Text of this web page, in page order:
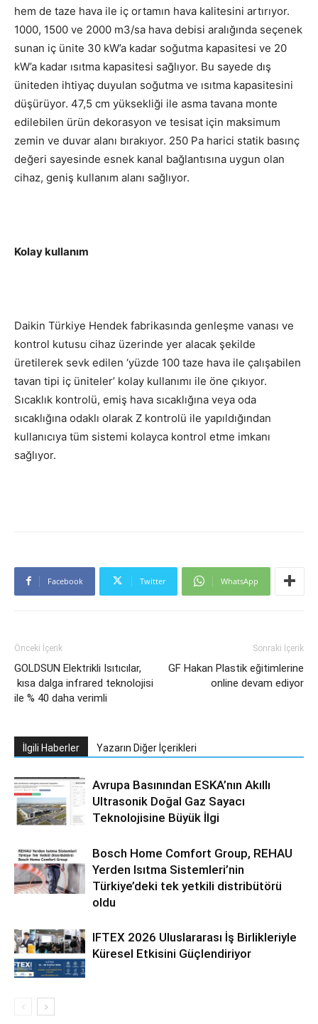
hem de taze hava ile iç ortamın hava kalitesini artırıyor.
1000, 1500 ve 2000 m3/sa hava debisi aralığında seçenek
sunan iç ünite 30 kW’a kadar soğutma kapasitesi ve 20
kW’a kadar ısıtma kapasitesi sağlıyor. Bu sayede dış
üniteden ihtiyaç duyulan soğutma ve ısıtma kapasitesini
düşürüyor. 47,5 cm yüksekliği ile asma tavana monte
edilebilen ürün dekorasyon ve tesisat için maksimum
zemin ve duvar alanı bırakıyor. 250 Pa harici statik basınç
değeri sayesinde esnek kanal bağlantısına uygun olan
cihaz, geniş kullanım alanı sağlıyor.
Kolay kullanım
Daikin Türkiye Hendek fabrikasında genleşme vanası ve
kontrol kutusu cihaz üzerinde yer alacak şekilde
üretilerek sevk edilen ‘yüzde 100 taze hava ile çalışabilen
tavan tipi iç üniteler’ kolay kullanımı ile öne çıkıyor.
Sıcaklık kontrolü, emiş hava sıcaklığına veya oda
sıcaklığına odaklı olarak Z kontrolü ile yapıldığından
kullanıcıya tüm sistemi kolayca kontrol etme imkanı
sağlıyor.
Facebook Twitter WhatsApp
Önceki İçerik
GOLDSUN Elektrikli Isıtıcılar,
kısa dalga infrared teknolojisi
ile % 40 daha verimli
Sonraki İçerik
GF Hakan Plastik eğitimlerine
online devam ediyor
İlgili Haberler Yazarın Diğer İçerikleri
Avrupa Basınından ESKA’nın Akıllı
Ultrasonik Doğal Gaz Sayacı
Teknolojisine Büyük İlgi
Bosch Home Comfort Group, REHAU
Yerden Isıtma Sistemleri’nin
Türkiye’deki tek yetkili distribütörü
oldu
IFTEX 2026 Uluslararası İş Birlikleriyle
Küresel Etkisini Güçlendiriyor